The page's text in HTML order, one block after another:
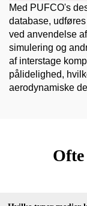
Med PUFCO's
database,
ved anvendelse
simulering og
af interstage
pålidelighed,
aerodynamiske